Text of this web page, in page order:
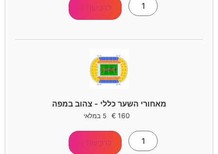
לרכישה >
מאחורי השער כללי - צהוב במפה
160
€ 5 במלאי
לרכישה >